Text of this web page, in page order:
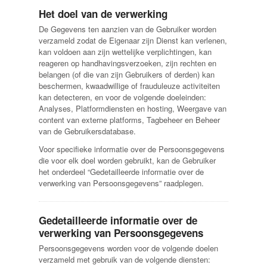
Het doel van de verwerking
De Gegevens ten aanzien van de Gebruiker worden
verzameld zodat de Eigenaar zijn Dienst kan verlenen,
kan voldoen aan zijn wettelijke verplichtingen, kan
reageren op handhavingsverzoeken, zijn rechten en
belangen (of die van zijn Gebruikers of derden) kan
beschermen, kwaadwillige of frauduleuze activiteiten
kan detecteren, en voor de volgende doeleinden:
Analyses, Platformdiensten en hosting, Weergave van
content van externe platforms, Tagbeheer en Beheer
van de Gebruikersdatabase.
Voor specifieke informatie over de Persoonsgegevens
die voor elk doel worden gebruikt, kan de Gebruiker
het onderdeel “Gedetailleerde informatie over de
verwerking van Persoonsgegevens” raadplegen.
Gedetailleerde informatie over de
verwerking van Persoonsgegevens
Persoonsgegevens worden voor de volgende doelen
verzameld met gebruik van de volgende diensten: